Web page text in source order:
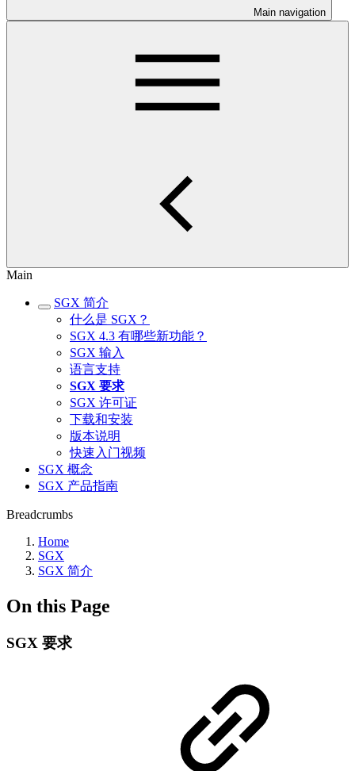
Main navigation
Main
SGX 简介
什么是 SGX？
SGX 4.3 有哪些新功能？
SGX 输入
语言支持
SGX 要求
SGX 许可证
下载和安装
版本说明
快速入门视频
SGX 概念
SGX 产品指南
Breadcrumbs
Home
SGX
SGX 简介
On this Page
SGX 要求